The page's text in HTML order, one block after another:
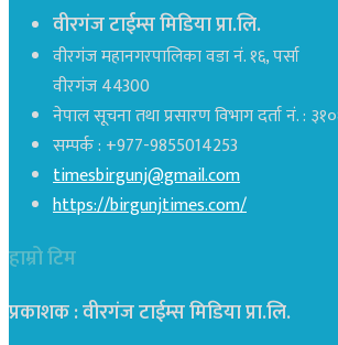
वीरगंज टाईम्स मिडिया प्रा.लि.
वीरगंज महानगरपालिका वडा नं. १६, पर्सा
वीरगंज 44300
नेपाल सूचना तथा प्रसारण विभाग दर्ता नं. :
सम्पर्क : +977-9855014253
timesbirgunj@gmail.com
https://birgunjtimes.com/
हाम्रो टिम
प्रकाशक : वीरगंज टाईम्स मिडिया प्रा‍.लि.